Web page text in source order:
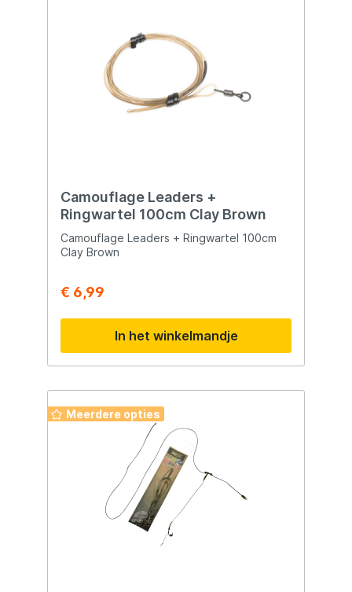
Camouflage Leaders +
Ringwartel 100cm Clay Brown
Camouflage Leaders + Ringwartel 100cm
Clay Brown
€ 6,99
In het winkelmandje
Meerdere opties